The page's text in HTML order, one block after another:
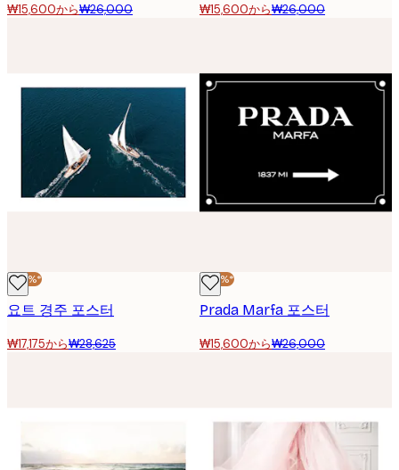
₩15,600から₩26,000 ₩15,600から₩26,000
-40%*
요트 경주 포스터
₩17,175から₩28,625
-40%*
Prada Marfa 포스터
₩15,600から₩26,000